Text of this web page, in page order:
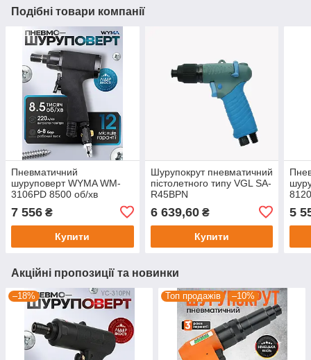
Подібні товари компанії
Пневматичний
шуруповерт WYMA WM-
3106PD 8500 об/хв
7 556 ₴
Купити
Шурупокрут пневматичний
пістолетного типу VGL SA-
R45BPN
6 639,60₴
Купити
5
Акційні пропозиції та новинки
–18% Топ продажів –10%